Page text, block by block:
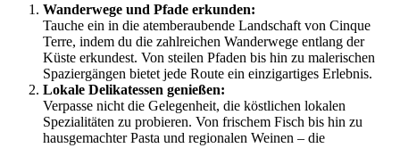
Wanderwege und Pfade erkunden:
Tauche ein in die atemberaubende Landschaft von Cinque
Terre, indem du die zahlreichen Wanderwege entlang der
Küste erkundest. Von steilen Pfaden bis hin zu malerischen
Spaziergängen bietet jede Route ein einzigartiges Erlebnis.
Lokale Delikatessen genießen:
Verpasse nicht die Gelegenheit, die köstlichen lokalen
Spezialitäten zu probieren. Von frischem Fisch bis hin zu
hausgemachter Pasta und regionalen Weinen – die